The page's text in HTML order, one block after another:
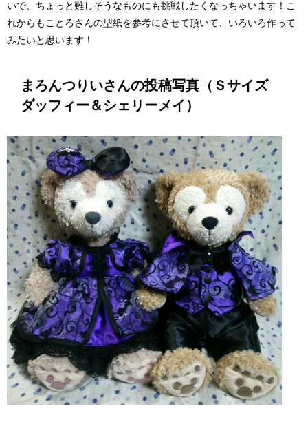
いで、ちょっと難しそうなものにも挑戦したくなっちゃいます！こ
れからもことろさんの型紙を参考にさせて頂いて、いろいろ作って
みたいと思います！
まろんつりいさんの投稿写真（Ｓサイズ
ダッフィー＆シェリーメイ）